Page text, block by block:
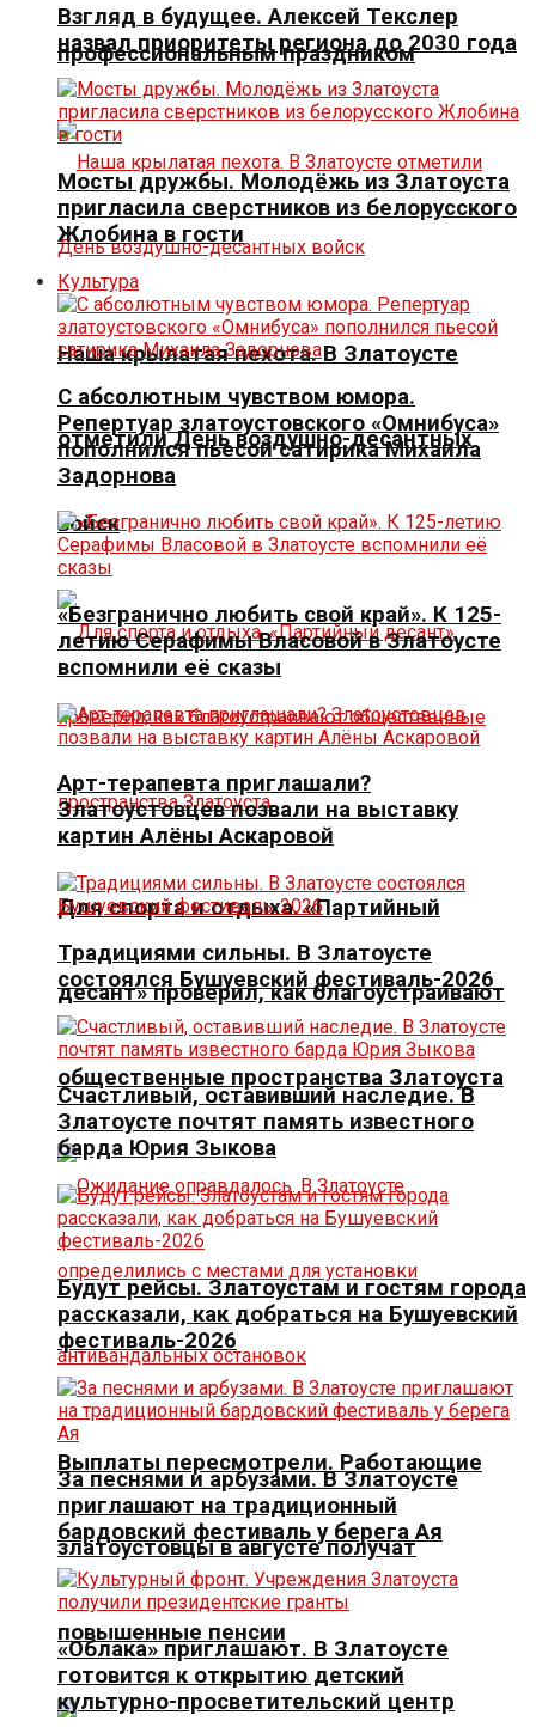
профессиональным праздником
Наша крылатая пехота. В Златоусте
отметили День воздушно-десантных
войск
Для спорта и отдыха. «Партийный
десант» проверил, как благоустраивают
общественные пространства Златоуста
Выплаты пересмотрели. Работающие
златоустовцы в августе получат
повышенные пенсии
Взгляд в будущее. Алексей Текслер
назвал приоритеты региона до 2030 года
Мосты дружбы. Молодёжь из Златоуста
пригласила сверстников из белорусского
Жлобина в гости
Культура
С абсолютным чувством юмора.
Репертуар златоустовского «Омнибуса»
пополнился пьесой сатирика Михаила
Задорнова
«Безгранично любить свой край». К 125-
летию Серафимы Власовой в Златоусте
вспомнили её сказы
Арт-терапевта приглашали?
Златоустовцев позвали на выставку
картин Алёны Аскаровой
Традициями сильны. В Златоусте
состоялся Бушуевский фестиваль-2026
Счастливый, оставивший наследие. В
Златоусте почтят память известного
барда Юрия Зыкова
Будут рейсы. Златоустам и гостям города
рассказали, как добраться на Бушуевский
фестиваль-2026
За песнями и арбузами. В Златоусте
приглашают на традиционный
бардовский фестиваль у берега Ая
«Облака» приглашают. В Златоусте
готовится к открытию детский
культурно-просветительский центр